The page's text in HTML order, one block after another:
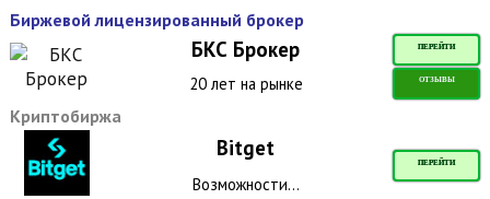
Биржевой лицензированный брокер
БКС Брокер ПЕРЕЙТИ
20 лет на рынке ОТЗЫВЫ
Криптобиржа
Bitget
ПЕРЕЙТИ
Возможности...